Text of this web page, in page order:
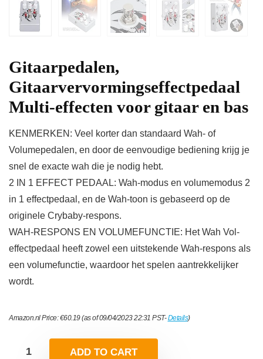
Gitaarpedalen,
Gitaarvervormingseffectpedaal
Multi-effecten voor gitaar en bas
KENMERKEN: Veel korter dan standaard Wah- of
Volumepedalen, en door de eenvoudige bediening krijg je
snel de exacte wah die je nodig hebt.
2 IN 1 EFFECT PEDAAL: Wah-modus en volumemodus 2
in 1 effectpedaal, en de Wah-toon is gebaseerd op de
originele Crybaby-respons.
WAH-RESPONS EN VOLUMEFUNCTIE: Het Wah Vol-
effectpedaal heeft zowel een uitstekende Wah-respons als
een volumefunctie, waardoor het spelen aantrekkelijker
wordt.
Amazon.nl Price:€60.19(as of 09/04/2023 22:31 PST-Details)
ADD TO CART